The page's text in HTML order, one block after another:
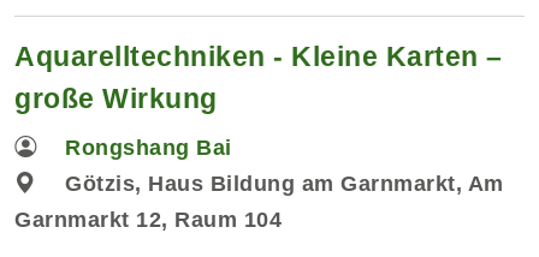
Aquarelltechniken - Kleine Karten –
große Wirkung
Rongshang Bai
Götzis, Haus Bildung am Garnmarkt, Am
Garnmarkt 12, Raum 104